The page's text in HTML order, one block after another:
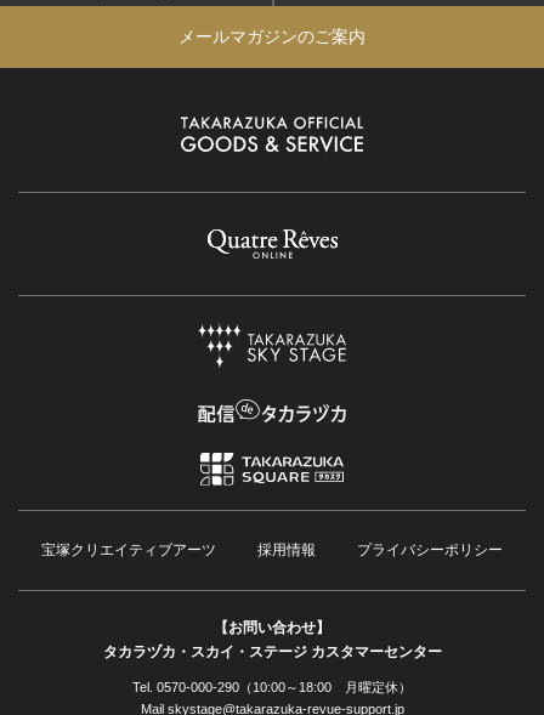
メールマガジンのご案内
宝塚クリエイティブアーツ 採用情報 プライバシーポリシー
【お問い合わせ】
タカラヅカ・スカイ・ステージ カスタマーセンター
Tel. 0570-000-290（10:00～18:00 月曜定休）
Mail skystage@takarazuka-revue-support.jp